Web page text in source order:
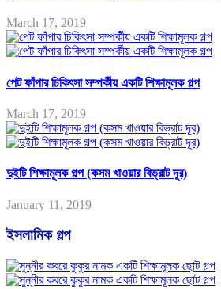
March 17, 2019
পেট ফাঁপার চিকিৎসা সম্পর্কীয় একটি শিক্ষামূলক গল্প
March 17, 2019
দুইটি শিক্ষামূলক গল্প (কসম খাওয়ার বিভ্রাট দূর)
January 11, 2019
ইসলামিক গল্প